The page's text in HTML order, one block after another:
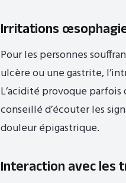
Irritations
Pour les personnes
ulcère ou une gastrite,
L’acidité provoque parfois
conseillé d’écouter les
douleur épigastrique.
Interaction avec les